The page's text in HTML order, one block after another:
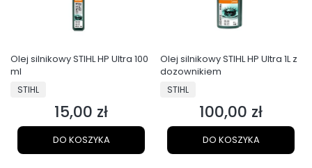
Olej silnikowy STIHL HP Ultra 100
ml
PRODUCENT
STIHL
Cena
15,00 zł
DO KOSZYKA
Olej silnikowy STIHL HP Ultra 1L z
dozownikiem
PRODUCENT
STIHL
Cena
100,00 zł
DO KOSZYKA